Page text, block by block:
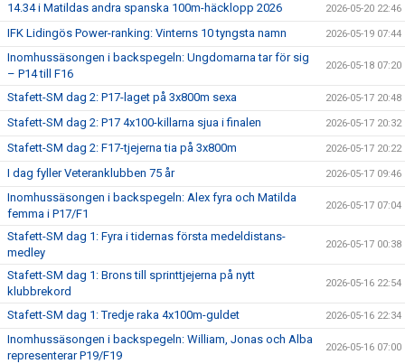
14.34 i Matildas andra spanska 100m-häcklopp 2026 2026-05-20 22:46
IFK Lidingös Power-ranking: Vinterns 10 tyngsta namn 2026-05-19 07:44
Inomhussäsongen i backspegeln: Ungdomarna tar för sig
– P14 till F16
2026-05-18 07:20
Stafett-SM dag 2: P17-laget på 3x800m sexa 2026-05-17 20:48
Stafett-SM dag 2: P17 4x100-killarna sjua i finalen 2026-05-17 20:32
Stafett-SM dag 2: F17-tjejerna tia på 3x800m 2026-05-17 20:22
I dag fyller Veteranklubben 75 år 2026-05-17 09:46
Inomhussäsongen i backspegeln: Alex fyra och Matilda
femma i P17/F1
2026-05-17 07:04
Stafett-SM dag 1: Fyra i tidernas första medeldistans-
medley
2026-05-17 00:38
Stafett-SM dag 1: Brons till sprinttjejerna på nytt
klubbrekord
2026-05-16 22:54
Stafett-SM dag 1: Tredje raka 4x100m-guldet 2026-05-16 22:34
Inomhussäsongen i backspegeln: William, Jonas och Alba
representerar P19/F19
2026-05-16 07:00